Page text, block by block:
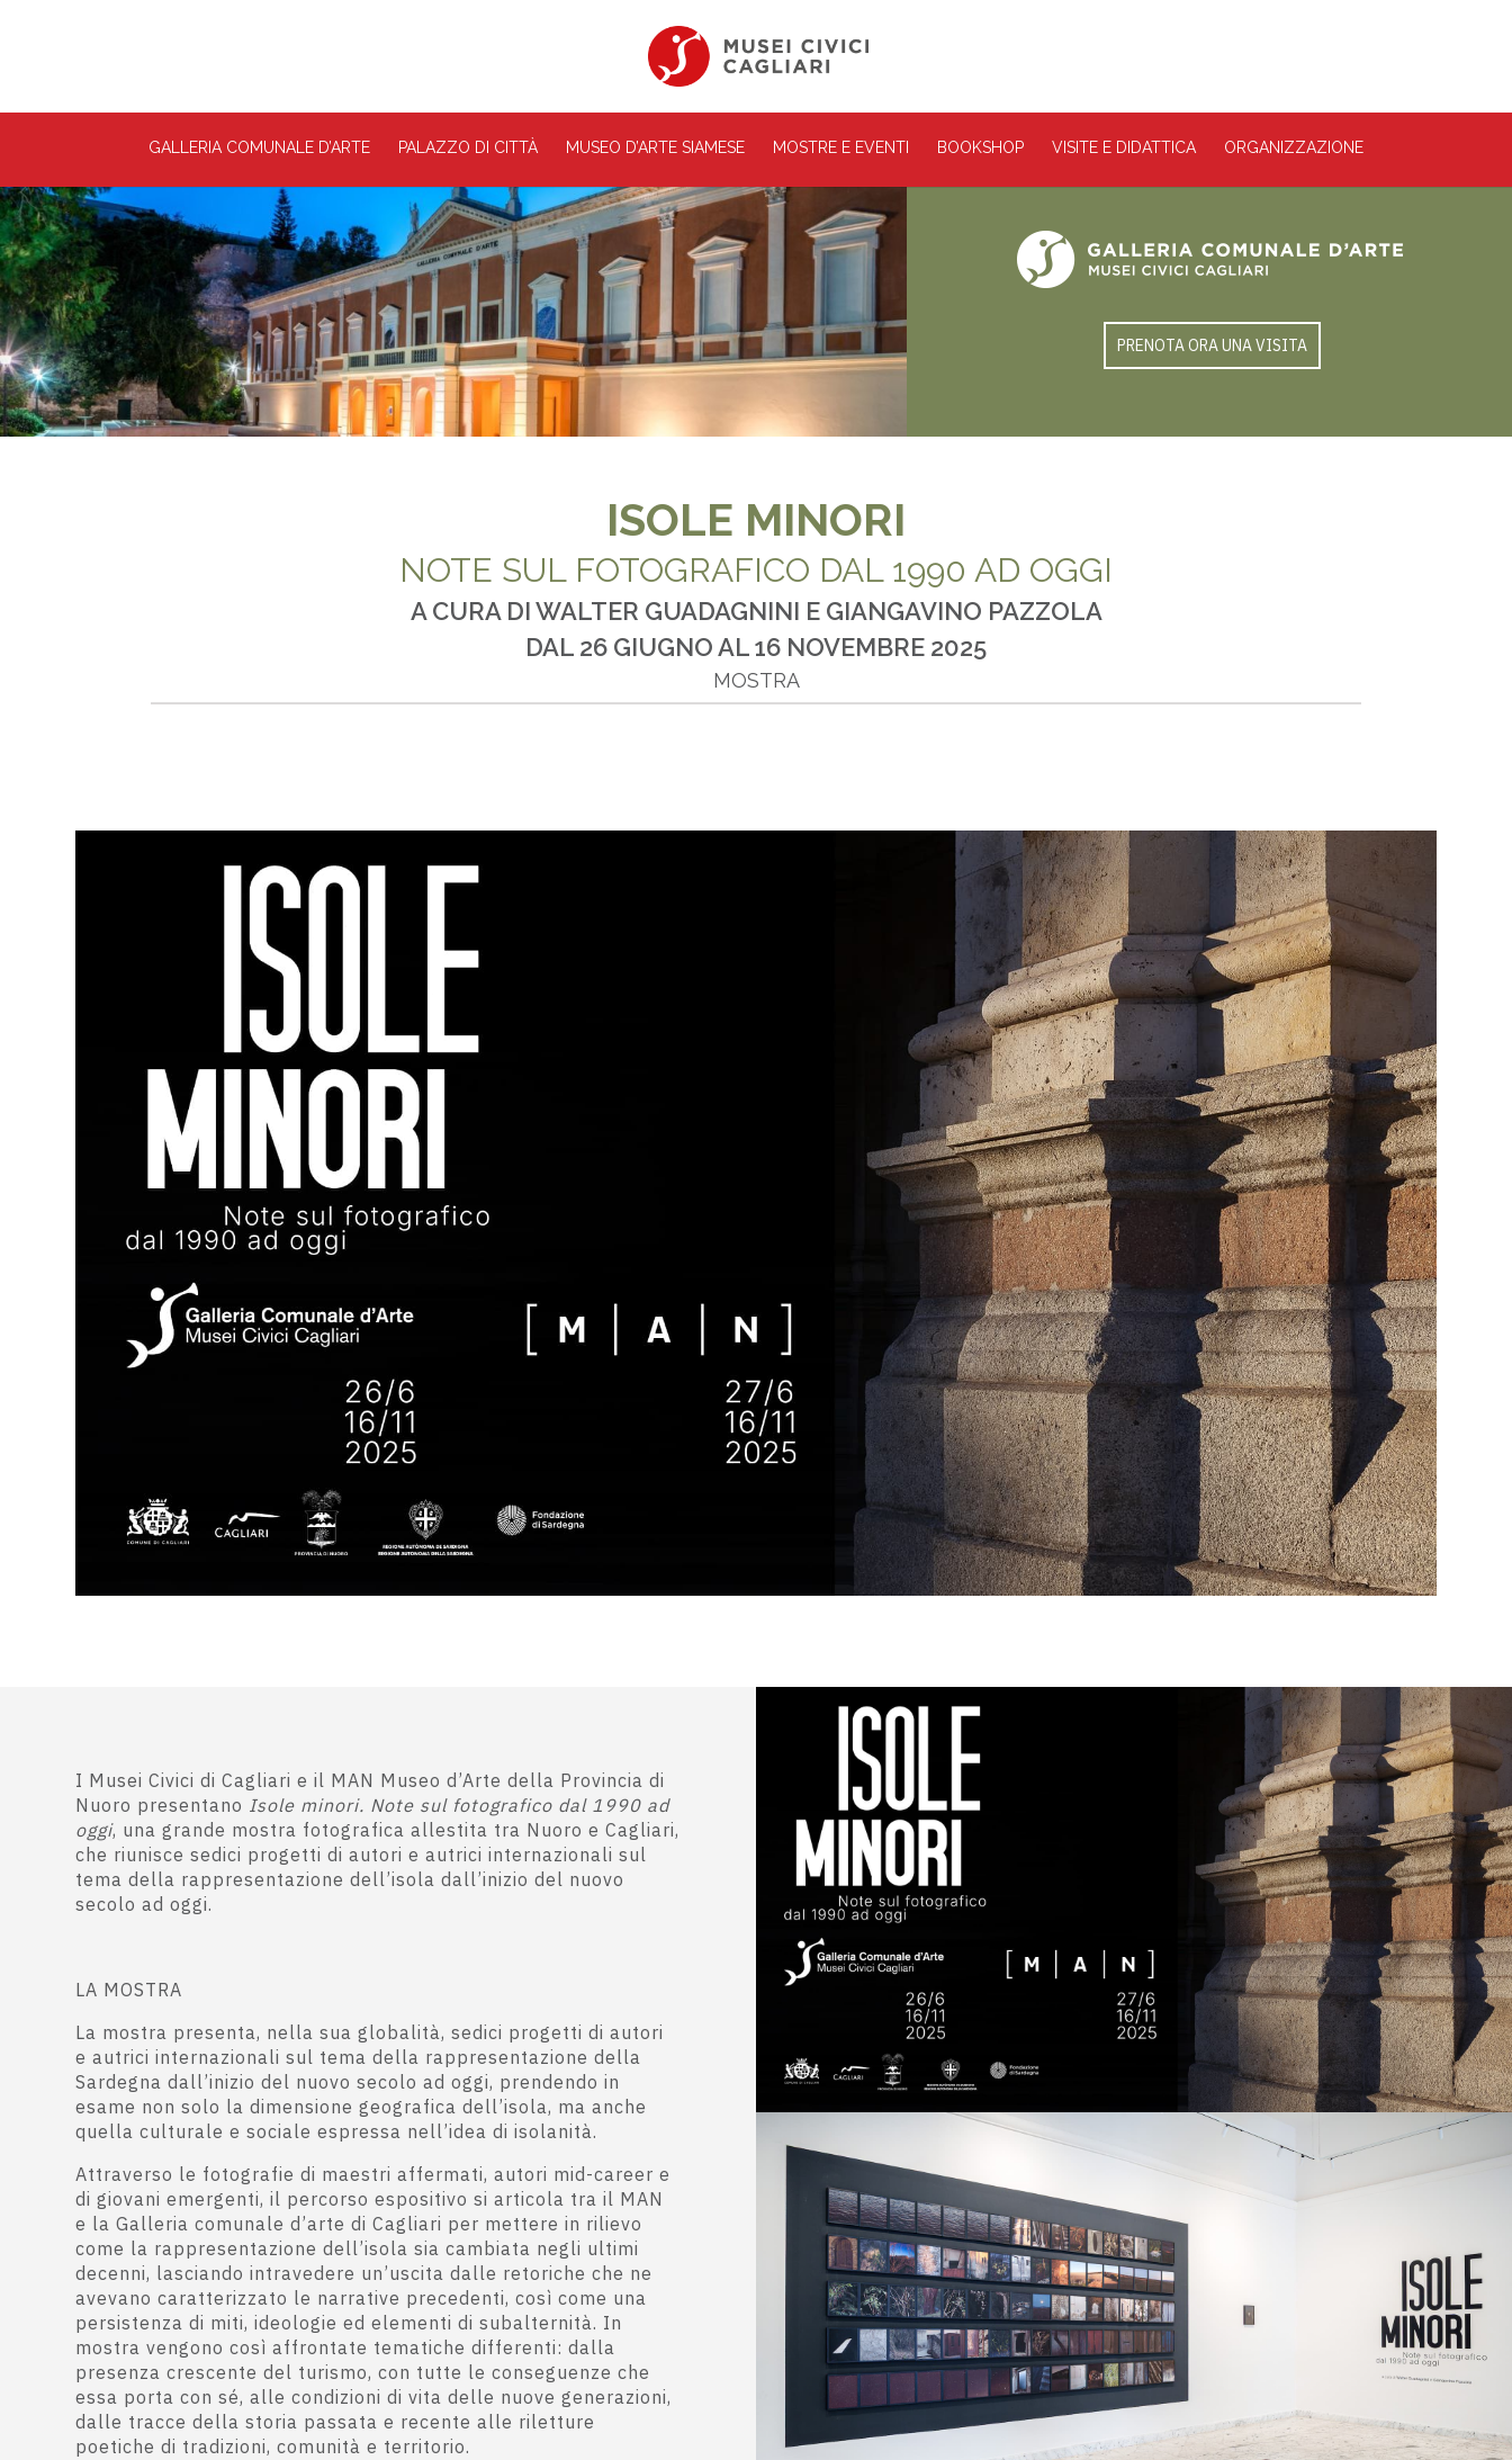
GALLERIA COMUNALE D’ARTE PALAZZO DI CITTÀ MUSEO D’ARTE SIAMESE MOSTRE E EVENTI BOOKSHOP VISITE E DIDATTICA ORGANIZZAZIONE
PRENOTA ORA UNA VISITA
ISOLE MINORI
NOTE SUL FOTOGRAFICO DAL 1990 AD OGGI
A CURA DI WALTER GUADAGNINI E GIANGAVINO PAZZOLA
DAL 26 GIUGNO AL 16 NOVEMBRE 2025
MOSTRA
I Musei Civici di Cagliari e il MAN Museo d’Arte della Provincia di
Nuoro presentano Isole minori. Note sul fotografico dal 1990 ad
oggi, una grande mostra fotografica allestita tra Nuoro e Cagliari,
che riunisce sedici progetti di autori e autrici internazionali sul
tema della rappresentazione dell’isola dall’inizio del nuovo
secolo ad oggi.
LA MOSTRA
La mostra presenta, nella sua globalità, sedici progetti di autori
e autrici internazionali sul tema della rappresentazione della
Sardegna dall’inizio del nuovo secolo ad oggi, prendendo in
esame non solo la dimensione geografica dell’isola, ma anche
quella culturale e sociale espressa nell’idea di isolanità.
Attraverso le fotografie di maestri affermati, autori mid-career e
di giovani emergenti, il percorso espositivo si articola tra il MAN
e la Galleria comunale d’arte di Cagliari per mettere in rilievo
come la rappresentazione dell’isola sia cambiata negli ultimi
decenni, lasciando intravedere un’uscita dalle retoriche che ne
avevano caratterizzato le narrative precedenti, così come una
persistenza di miti, ideologie ed elementi di subalternità. In
mostra vengono così affrontate tematiche differenti: dalla
presenza crescente del turismo, con tutte le conseguenze che
essa porta con sé, alle condizioni di vita delle nuove generazioni,
dalle tracce della storia passata e recente alle riletture
poetiche di tradizioni, comunità e territorio.